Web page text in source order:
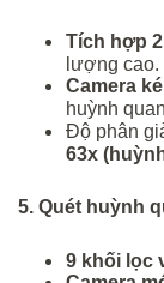
Tích hợp
lượng cao.
Camera
huỳnh
Độ phân
63x
5. Quét huỳnh
9 khối lọc